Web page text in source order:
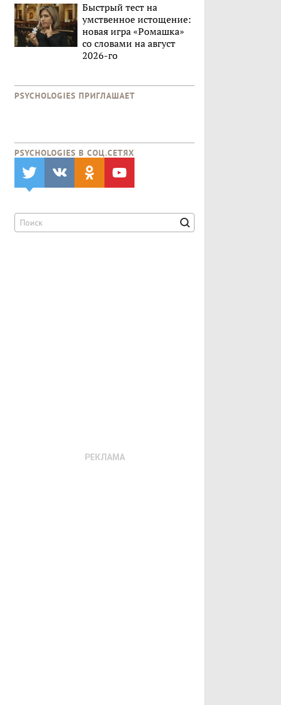
Быстрый тест на
умственное истощение:
новая игра «Ромашка»
со словами на август
2026-го
PSYCHOLOGIES ПРИГЛАШАЕТ
PSYCHOLOGIES В CОЦ.СЕТЯХ